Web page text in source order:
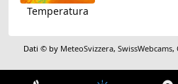
Temperatura
Dati © by MeteoSvizzera,SwissWebcams,